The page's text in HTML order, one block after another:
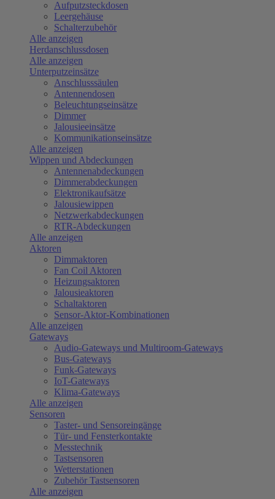
Aufputzsteckdosen
Leergehäuse
Schalterzubehör
Alle anzeigen
Herdanschlussdosen
Alle anzeigen
Unterputzeinsätze
Anschlusssäulen
Antennendosen
Beleuchtungseinsätze
Dimmer
Jalousieeinsätze
Kommunikationseinsätze
Alle anzeigen
Wippen und Abdeckungen
Antennenabdeckungen
Dimmerabdeckungen
Elektronikaufsätze
Jalousiewippen
Netzwerkabdeckungen
RTR-Abdeckungen
Alle anzeigen
Aktoren
Dimmaktoren
Fan Coil Aktoren
Heizungsaktoren
Jalousieaktoren
Schaltaktoren
Sensor-Aktor-Kombinationen
Alle anzeigen
Gateways
Audio-Gateways und Multiroom-Gateways
Bus-Gateways
Funk-Gateways
IoT-Gateways
Klima-Gateways
Alle anzeigen
Sensoren
Taster- und Sensoreingänge
Tür- und Fensterkontakte
Messtechnik
Tastsensoren
Wetterstationen
Zubehör Tastsensoren
Alle anzeigen